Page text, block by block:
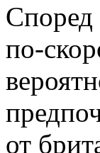
Според
по-
от